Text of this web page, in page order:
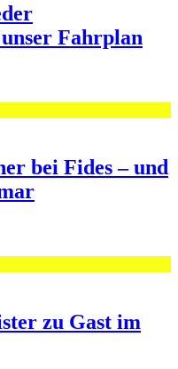
Fahrplan
bei Fides – und
zu Gast im